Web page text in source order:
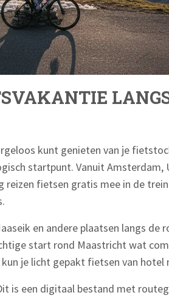
kunt genieten van je
startpunt. Vanuit Amsterdam,
reizen fietsen gratis mee in de
en andere plaatsen langs de
start rond Maastricht wat
je licht gepakt fietsen van hotel
is een digitaal bestand met